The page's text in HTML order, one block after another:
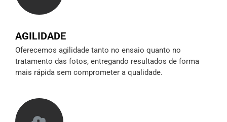
AGILIDADE
Oferecemos agilidade tanto no ensaio quanto no
tratamento das fotos, entregando resultados de forma
mais rápida sem comprometer a qualidade.